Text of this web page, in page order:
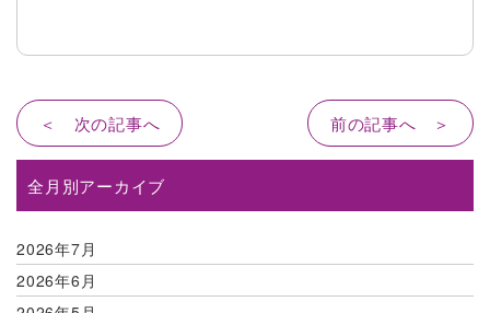
＜ 次の記事へ 前の記事へ ＞
全月別アーカイブ
2026年7月
2026年6月